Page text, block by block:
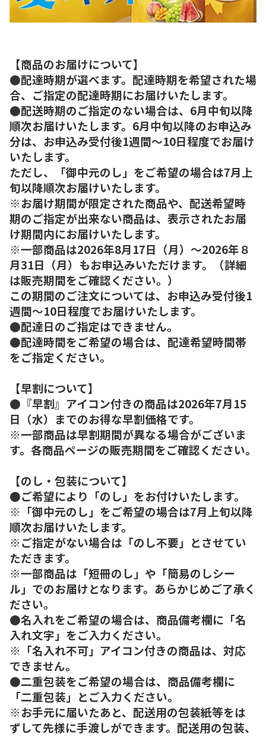
【商品のお届けについて】
●配達時期が選べます。配達時期を希望された場
合、ご指定の配達時期にお届けいたします。
●配送時期のご指定のない場合は、6月中旬以降
順次お届けいたします。6月中旬以降のお申込み
分は、お申込み受付後1週間～10日程度でお届け
いたします。
ただし、「御中元のし」をご希望の場合は7月上
旬以降順次お届けいたします。
※お届け期間が限定された商品や、配送希望時
期のご指定が出来ない商品は、表示されたお届
け期間内にお届けいたします。
※一部商品は2026年8月17日（月）～2026年８
月31日（月）もお申込みいただけます。（詳細
は販売期間をご確認ください。）
この期間のご注文については、お申込み受付後1
週間～10日程度でお届けいたします。
●配達日のご指定はできません。
●配達時間をご希望の場合は、配達希望時間帯
をご指定ください。
【早割について】
●『早割』アイコン付きの商品は2026年7月15
日（水）までのお得な早割価格です。
※一部商品は早割期間が異なる場合がございま
す。各商品ページの販売期間をご確認ください。
【のし・包装について】
●ご希望により「のし」をお付けいたします。
※「御中元のし」をご希望の場合は7月上旬以降
順次お届けいたします。
※ご指定がない場合は「のし不要」とさせてい
ただきます。
※一部商品は「短冊のし」や「簡易のしシー
ル」でのお届けとなります。あらかじめご了承く
ださい。
●名入れをご希望の場合は、商品備考欄に「名
入れ文字」をご入力ください。
※「名入れ不可」アイコン付きの商品は、対応
できません。
●二重包装をご希望の場合は、商品備考欄に
「二重包装」とご入力ください。
※お手元に届いたあと、配送用の包装紙等をは
ずして先様に手渡しができます。配送用の包装、